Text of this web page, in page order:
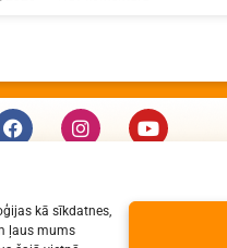
kā sīkdatnes,
ļaus mums